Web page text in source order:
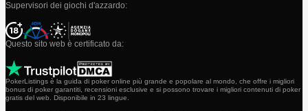
Supervisori dei giochi d'azzardo:
Questo sito web è certificato da:
PokerListings è la guida di poker online più grande e popolare al mondo, che offre i migliori
bonus di poker garantiti, recensioni esclusive e si possono trovare i migliori contenuti di poker
gratis del web. Disponibile in 23 lingue.